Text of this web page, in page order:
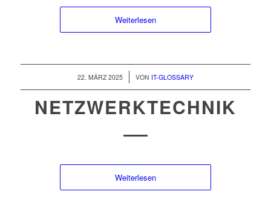
Weiterlesen
22. MÄRZ 2025
/ VON IT-GLOSSARY
NETZWERKTECHNIK
Weiterlesen